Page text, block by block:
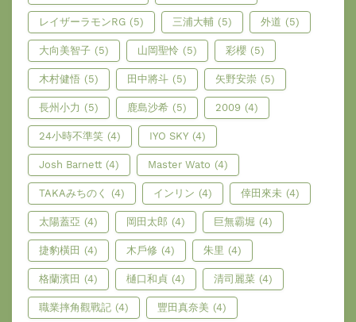
レイザーラモンRG (5) 三浦大輔 (5) 外道 (5)
大向美智子 (5) 山岡聖怜 (5) 彩櫻 (5)
木村健悟 (5) 田中將斗 (5) 矢野安崇 (5)
長州小力 (5) 鹿島沙希 (5) 2009 (4)
24小時不準笑 (4) IYO SKY (4)
Josh Barnett (4) Master Wato (4)
TAKAみちのく (4) インリン (4) 倖田來未 (4)
太陽蓋亞 (4) 岡田太郎 (4) 巨無霸堀 (4)
捷豹橫田 (4) 木戶修 (4) 朱里 (4)
格蘭濱田 (4) 樋口和貞 (4) 清司麗菜 (4)
職業摔角觀戰記 (4) 豐田真奈美 (4)